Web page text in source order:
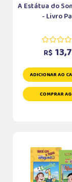
A Estátua do
- Livro
R$
ADICIONAR AO
COMPRAR